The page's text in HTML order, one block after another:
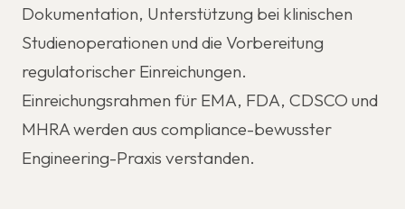
Dokumentation, Unterstützung bei klinischen
Studienoperationen und die Vorbereitung
regulatorischer Einreichungen.
Einreichungsrahmen für EMA, FDA, CDSCO und
MHRA werden aus compliance-bewusster
Engineering-Praxis verstanden.